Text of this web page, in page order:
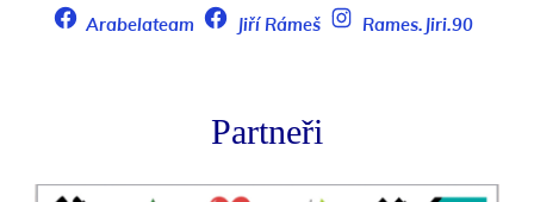
Arabelateam Jiří Rámeš Rames.Jiri.90
Partneři